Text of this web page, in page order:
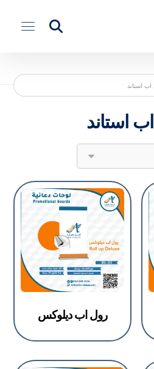
اب استاند
استاند
رول اب ديلوكس